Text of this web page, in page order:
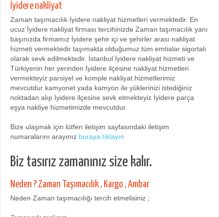
İyidere nakliyat
Zaman taşımacılık İyidere nakliyat hizmetleri vermektedir. En
ucuz İyidere nakliyat firması tercihinizde Zaman taşımacılık yanı
başınızda firmamız İyidere şehir içi ve şehirler arası nakliyat
hizmeti vermektedir taşımakta olduğumuz tüm emtialar sigortalı
olarak sevk edilmektedir. İstanbul İyidere nakliyat hizmeti ve
Türkiyenin her yerinden İyidere ilçesine nakliyat hizmetleri
vermekteyiz parsiyel ve komple nakliyat hizmetlerimiz
mevcutdur kamyonet yada kamyon ile yüklerinizi istediğiniz
noktadan alıp İyidere ilçesine sevk etmekteyiz İyidere parça
eşya nakliye hizmetimizde mevcutdur.
Bize ulaşmak için lütfen iletişim sayfasındaki iletişim
numaralarını arayınız buraya tıklayın
Biz tasırız zamanınız size kalır.
Neden ? Zaman Taşımacılık , Kargo , Ambar
Neden Zaman taşımacılığı tercih etmelisiniz ;